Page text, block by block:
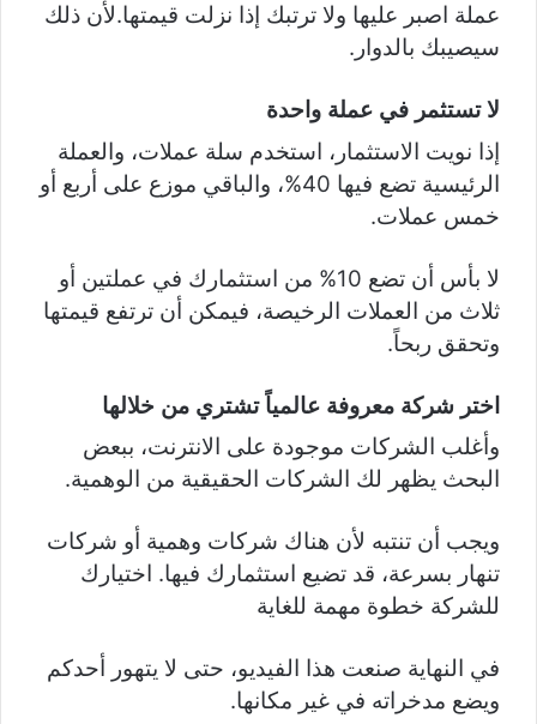
عملة اصبر عليها ولا ترتبك إذا نزلت قيمتها.لأن ذلك
سيصيبك بالدوار.
لا تستثمر في عملة واحدة
إذا نويت الاستثمار، استخدم سلة عملات، والعملة
الرئيسية تضع فيها 40%، والباقي موزع على أربع أو
خمس عملات.
لا بأس أن تضع 10% من استثمارك في عملتين أو
ثلاث من العملات الرخيصة، فيمكن أن ترتفع قيمتها
وتحقق ربحاً.
اختر شركة معروفة عالمياً تشتري من خلالها
وأغلب الشركات موجودة على الانترنت، ببعض
البحث يظهر لك الشركات الحقيقية من الوهمية.
ويجب أن تنتبه لأن هناك شركات وهمية أو شركات
تنهار بسرعة، قد تضيع استثمارك فيها. اختيارك
للشركة خطوة مهمة للغاية
في النهاية صنعت هذا الفيديو، حتى لا يتهور أحدكم
ويضع مدخراته في غير مكانها.